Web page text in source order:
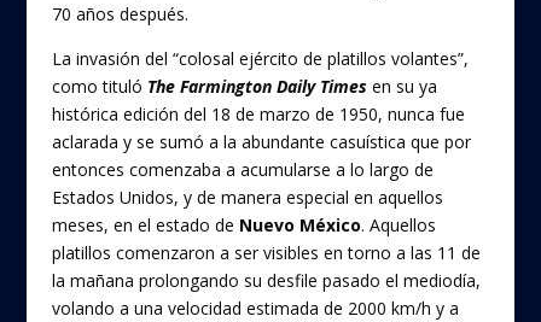
70 años después.
La invasión del “colosal ejército de platillos volantes”,
como tituló The Farmington Daily Times en su ya
histórica edición del 18 de marzo de 1950, nunca fue
aclarada y se sumó a la abundante casuística que por
entonces comenzaba a acumularse a lo largo de
Estados Unidos, y de manera especial en aquellos
meses, en el estado de Nuevo México. Aquellos
platillos comenzaron a ser visibles en torno a las 11 de
la mañana prolongando su desfile pasado el mediodía,
volando a una velocidad estimada de 2000 km/h y a